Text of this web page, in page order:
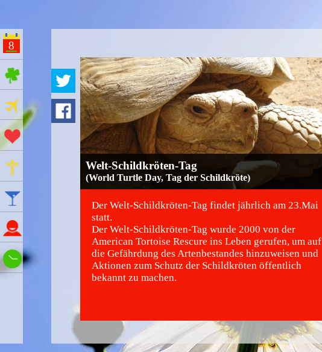
8
ges Feiertage
Ferien
Aktionstage
Gedenktage
Namenstage
Wie spät ist es?
Welt-Schildkröten-Tag
(World Turtle Day, Tag der Schildkröte)
Der Welt-Schildkröten-Tag findet jährlich am 23.Mai
statt.
Der Welt-Schildkröten-Tag wurde 2000 von der
American Tortoise Rescure ins Leben gerufen, um auf
die Gefährdung des Artenbestandes hinzuweisen und
Aktionen zum Schutz der Schildkröten öffentlich
bekannt zu machen.